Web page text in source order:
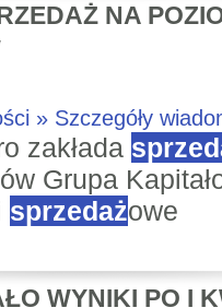
NA
» Szczegóły
zakłada
Grupa
sprzedażowe
WYNIKI PO I